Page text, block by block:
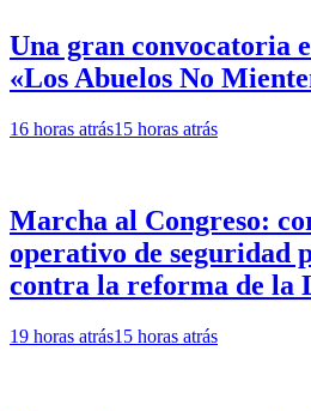
Una gran convocatoria
«Los Abuelos No
16 horas atrás15 horas atrás
Marcha al Congreso:
operativo de seguridad
contra la reforma de la
19 horas atrás15 horas atrás